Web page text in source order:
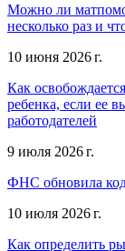
Можно ли
несколько раз и
10 июня 2026 г.
Как
ребенка, если ее
работодателей
9 июля 2026 г.
ФНС обновила
10 июля 2026 г.
Как определить